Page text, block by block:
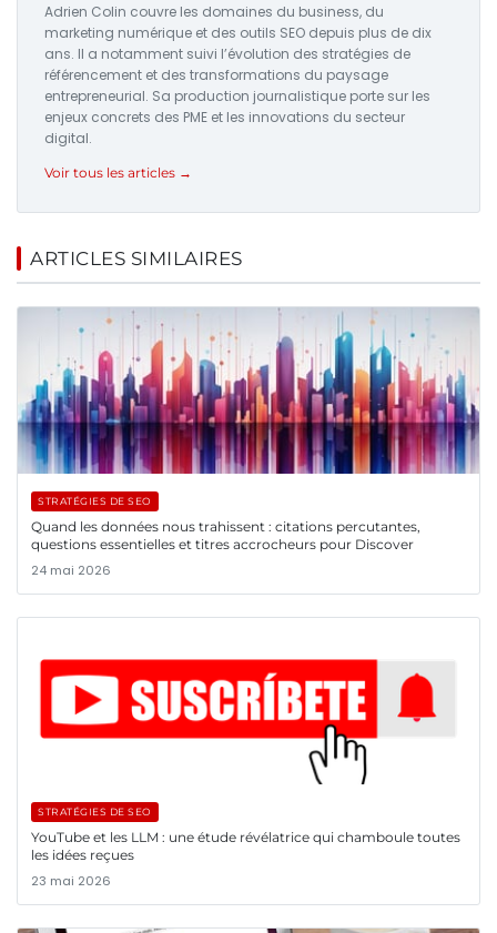
Adrien Colin couvre les domaines du business, du
marketing numérique et des outils SEO depuis plus de dix
ans. Il a notamment suivi l’évolution des stratégies de
référencement et des transformations du paysage
entrepreneurial. Sa production journalistique porte sur les
enjeux concrets des PME et les innovations du secteur
digital.
Voir tous les articles →
ARTICLES SIMILAIRES
STRATÉGIES DE SEO
Quand les données nous trahissent : citations percutantes,
questions essentielles et titres accrocheurs pour Discover
24 mai 2026
STRATÉGIES DE SEO
YouTube et les LLM : une étude révélatrice qui chamboule toutes
les idées reçues
23 mai 2026